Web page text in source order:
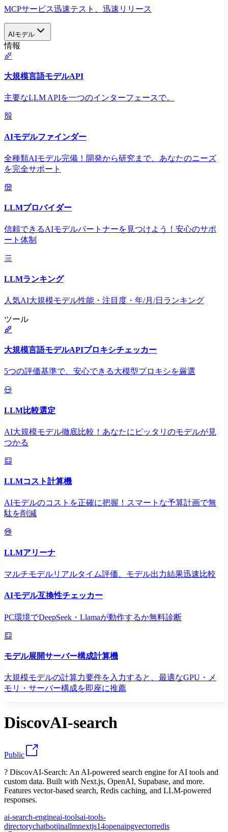
MCPサービス迅速テスト、迅速リリース
AIモデル
情報
大規模言語モデルAPI
主要なLLM APIを一つのインターフェースで。
AIモデルファインダー
全種類AIモデル完備！開発から研究まで、あなたのニーズ
を完全サポート
LLMプロバイダー
信頼できるAIモデルパートナーを見つけよう！安心のサポ
ート体制
LLMランキング
人気AI大規模モデル性能・注目度・年/月/日ランキング
ツール
大規模言語モデルAPIプロキシチェッカー
5つの評価基準で、安心できる大模型プロキシを厳選
LLM比較選定
AI大規模モデル徹底比較！あなたにピッタリのモデルが見
つかる
LLMコスト計算機
AIモデルのコストを正確に把握！スマートな予算計画で無
駄を削減
LLMアリーナ
マルチモデルリアルタイム評価、モデル出力結果迅速比較
AIモデル互換性チェッカー
PC環境でDeepSeek・Llamaが動作するか無料診断
モデル展開サーバー構成計算機
大規模モデルの計算力要件を入力すると、最適なGPU・メ
モリ・サーバー構成を即座に推薦
DiscovAI-search
Public
? DiscovAI-Search: An AI-powered search engine for AI tools and
custom data. Built with Next.js, OpenAI, Supabase, and more.
Features vector-based search, Redis caching, and LLM-powered
responses.
ai-search-engineai-toolsai-tools-
directorychatbotjinallmnextjs14openaipgvectorredis